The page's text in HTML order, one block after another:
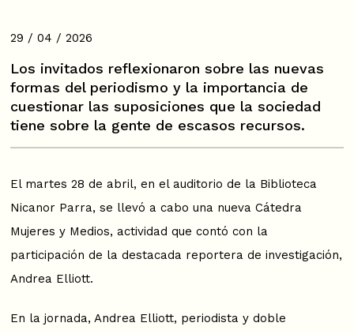
29 / 04 / 2026
Los invitados reflexionaron sobre las nuevas
formas del periodismo y la importancia de
cuestionar las suposiciones que la sociedad
tiene sobre la gente de escasos recursos.
El martes 28 de abril, en el auditorio de la Biblioteca
Nicanor Parra, se llevó a cabo una nueva Cátedra
Mujeres y Medios, actividad que contó con la
participación de la destacada reportera de investigación,
Andrea Elliott.
En la jornada, Andrea Elliott, periodista y doble